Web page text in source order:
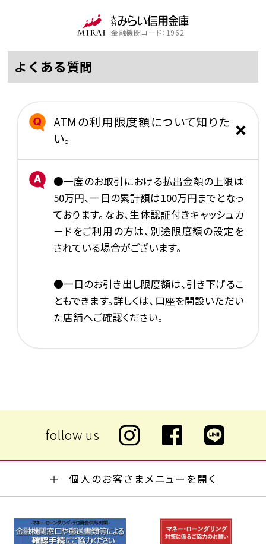
金融機関コード：1962
よくある質問
ATMの利用限度額について知りた
い。
●一度のお取引における払出金額の上限は
50万円、一日の累計額は100万円までとなっ
ております。なお、生体認証付きキャッシュカ
ードをご利用の方は、別途限度額の設定を
されている場合がございます。
●一日のお引き出し限度額は、引き下げるこ
ともできます。詳しくは、口座を開設いただい
た店舗へご確認ください。
個人のお客さまメニューを開く